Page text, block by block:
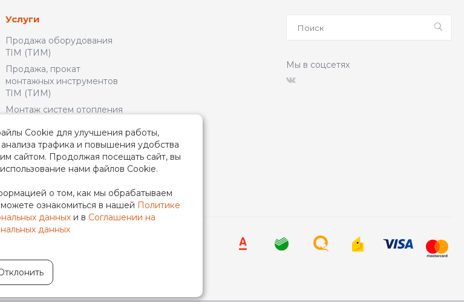
Услуги
Продажа оборудования
TIM (ТИМ)
Продажа, прокат
монтажных инструментов
TIM (ТИМ)
Монтаж систем отопления
Доставка и Оплата
Мы в соцсетях
Cookie для улучшения работы,
трафика и повышения удобства
сайтом. Продолжая посещать сайт, вы
нами файлов Cookie.
о том, как мы обрабатываем
ознакомиться в нашей Политике
данных и в Соглашении на
данных